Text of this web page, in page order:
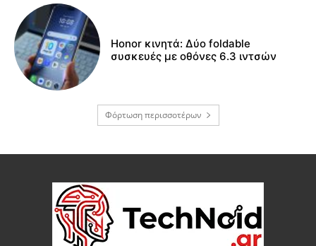
Honor κινητά: Δύο foldable
συσκευές με οθόνες 6.3 ιντσών
Φόρτωση περισσοτέρων